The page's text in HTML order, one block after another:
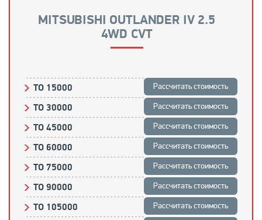
MITSUBISHI OUTLANDER IV 2.5
4WD CVT
ТО 15000 Рассчитать стоимость
ТО 30000 Рассчитать стоимость
ТО 45000 Рассчитать стоимость
ТО 60000 Рассчитать стоимость
ТО 75000 Рассчитать стоимость
ТО 90000 Рассчитать стоимость
ТО 105000 Рассчитать стоимость